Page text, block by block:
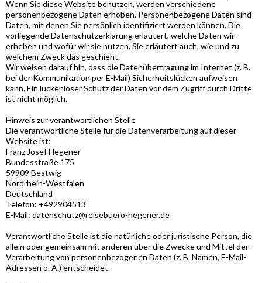
Wenn Sie diese Website benutzen, werden verschiedene
personenbezogene Daten erhoben. Personenbezogene Daten sind
Daten, mit denen Sie persönlich identifiziert werden können. Die
vorliegende Datenschutzerklärung erläutert, welche Daten wir
erheben und wofür wir sie nutzen. Sie erläutert auch, wie und zu
welchem Zweck das geschieht.
Wir weisen darauf hin, dass die Datenübertragung im Internet (z. B.
bei der Kommunikation per E-Mail) Sicherheitslücken aufweisen
kann. Ein lückenloser Schutz der Daten vor dem Zugriff durch Dritte
ist nicht möglich.
Hinweis zur verantwortlichen Stelle
Die verantwortliche Stelle für die Datenverarbeitung auf dieser
Website ist:
Franz Josef Hegener
Bundesstraße 175
59909 Bestwig
Nordrhein-Westfalen
Deutschland
Telefon: +492904513
E-Mail: datenschutz@reisebuero-hegener.de
Verantwortliche Stelle ist die natürliche oder juristische Person, die
allein oder gemeinsam mit anderen über die Zwecke und Mittel der
Verarbeitung von personenbezogenen Daten (z. B. Namen, E-Mail-
Adressen o. Ä.) entscheidet.